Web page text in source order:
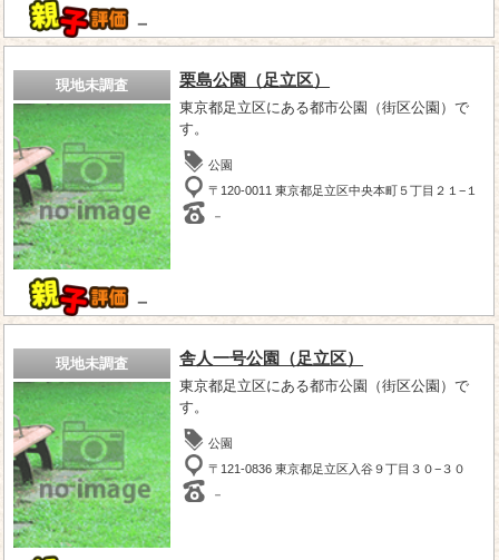
－
現地未調査
－
栗島公園（足立区）
東京都足立区にある都市公園（街区公園）で
す。
公園
〒120-0011 東京都足立区中央本町５丁目２１−１
－
現地未調査 舎人一号公園（足立区）
東京都足立区にある都市公園（街区公園）で
す。
公園
〒121-0836 東京都足立区入谷９丁目３０−３０
－